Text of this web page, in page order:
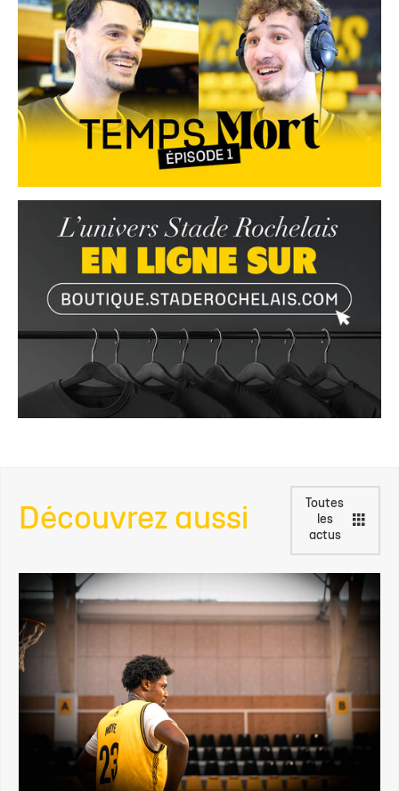
Découvrez aussi
Toutes
les
actus